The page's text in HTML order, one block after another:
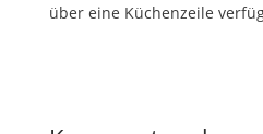
über eine Küchenzeile